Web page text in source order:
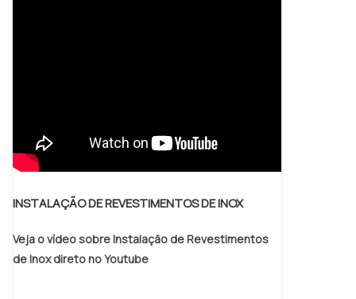
INSTALAÇÃO DE REVESTIMENTOS DE INOX
Veja o vídeo sobre Instalação de Revestimentos
de Inox direto no Youtube